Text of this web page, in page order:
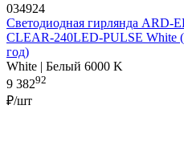
034924
Светодиодная гирлянда ARD-
CLEAR-240LED-PULSE White
год)
White | Белый 6000 K
9 38292
₽/шт